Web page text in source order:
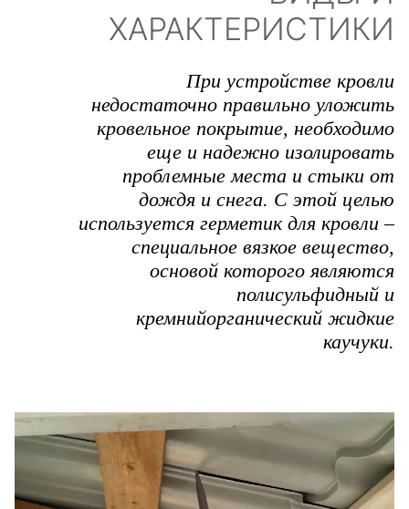
ХАРАКТЕРИСТИКИ
При устройстве кровли
недостаточно правильно уложить
кровельное покрытие, необходимо
еще и надежно изолировать
проблемные места и стыки от
дождя и снега. С этой целью
используется герметик для кровли –
специальное вязкое вещество,
основой которого являются
полисульфидный и
кремнийорганический жидкие
каучуки.